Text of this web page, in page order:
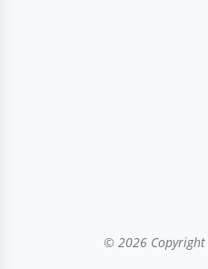
© 2026 Copyright